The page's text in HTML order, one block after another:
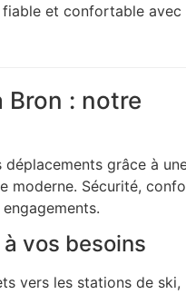
et confortable avec
Bron : notre
grâce à
moderne. Sécurité,
vos besoins
vers les stations de ski,